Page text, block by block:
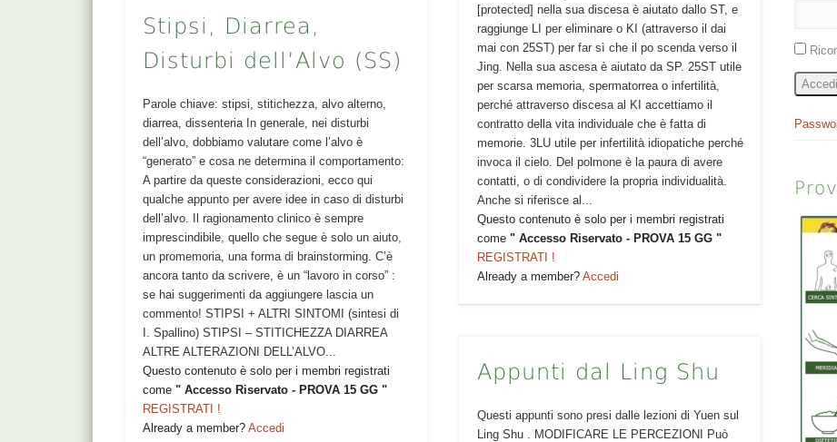
Stipsi, Diarrea,
Disturbi dell’Alvo (SS)
Parole chiave: stipsi, stitichezza, alvo alterno,
diarrea, dissenteria In generale, nei disturbi
dell’alvo, dobbiamo valutare come l’alvo è
“generato” e cosa ne determina il comportamento:
A partire da queste considerazioni, ecco qui
qualche appunto per avere idee in caso di disturbi
dell’alvo. Il ragionamento clinico è sempre
imprescindibile, quello che segue è solo un aiuto,
un promemoria, una forma di brainstorming. C’è
ancora tanto da scrivere, è un “lavoro in corso” :
se hai suggerimenti da aggiungere lascia un
commento! STIPSI + ALTRI SINTOMI (sintesi di
I. Spallino) STIPSI – STITICHEZZA DIARREA
ALTRE ALTERAZIONI DELL’ALVO...
Questo contenuto è solo per i membri registrati
come" Accesso Riservato - PROVA 15 GG "
REGISTRATI !
Already a member?Accedi
[protected] nella sua discesa è aiutato dallo ST, e
raggiunge LI per eliminare o KI (attraverso il dai
mai con 25ST) per far sì che il po scenda verso il
Jing. Nella sua ascesa è aiutato da SP. 25ST utile
per scarsa memoria, spermatorrea o infertilità,
perché attraverso discesa al KI accettiamo il
contratto della vita individuale che è fatta di
memorie. 3LU utile per infertilità idiopatiche perché
invoca il cielo. Del polmone è la paura di avere
contatti, o di condividere la propria individualità.
Anche si riferisce al...
Questo contenuto è solo per i membri registrati
come " Accesso Riservato - PROVA 15 GG "
REGISTRATI !
Already a member? Accedi
Appunti dal Ling Shu
Questi appunti sono presi dalle lezioni di Yuen sul
Ling Shu . MODIFICARE LE PERCEZIONI Può
Accedi